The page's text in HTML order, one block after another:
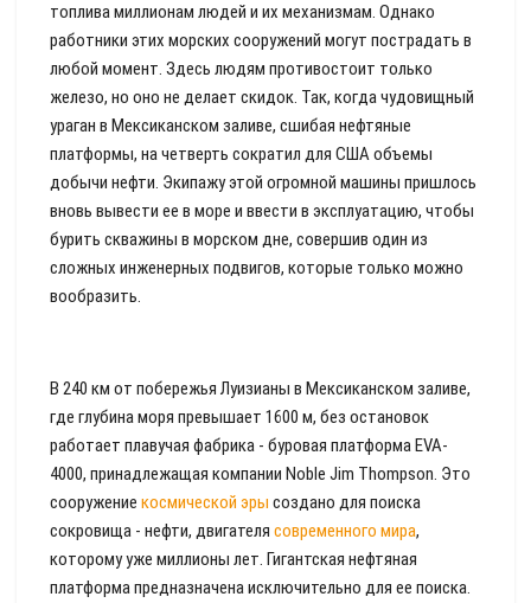
топлива миллионам людей и их механизмам. Однако
работники этих морских сооружений могут пострадать в
любой момент. Здесь людям противостоит только
железо, но оно не делает скидок. Так, когда чудовищный
ураган в Мексиканском заливе, сшибая нефтяные
платформы, на четверть сократил для США объемы
добычи нефти. Экипажу этой огромной машины пришлось
вновь вывести ее в море и ввести в эксплуатацию, чтобы
бурить скважины в морском дне, совершив один из
сложных инженерных подвигов, которые только можно
вообразить.
В 240 км от побережья Луизианы в Мексиканском заливе,
где глубина моря превышает 1600 м, без остановок
работает плавучая фабрика - буровая платформа EVA-
4000, принадлежащая компании Noble Jim Thompson. Это
сооружение космической эры создано для поиска
сокровища - нефти, двигателя современного мира,
которому уже миллионы лет. Гигантская нефтяная
платформа предназначена исключительно для ее поиска.